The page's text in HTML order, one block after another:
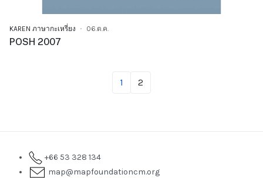
KAREN ภาษากะเหรี่ยง 06.ต.ค.
POSH 2007
1 2
+66 53 328 134
map@mapfoundationcm.org